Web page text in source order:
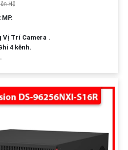
Hệ
MP.
Vị Trí Camera .
4 kênh.